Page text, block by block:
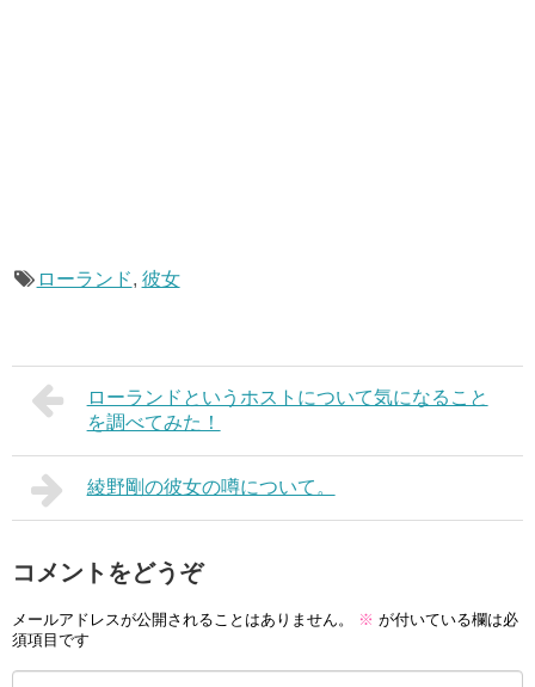
ローランド, 彼女
ローランドというホストについて気になること
を調べてみた！
綾野剛の彼女の噂について。
コメントをどうぞ
メールアドレスが公開されることはありません。 ※ が付いている欄は必
須項目です